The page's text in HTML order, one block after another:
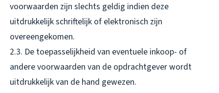
voorwaarden zijn slechts geldig indien deze
uitdrukkelijk schriftelijk of elektronisch zijn
overeengekomen.
2.3. De toepasselijkheid van eventuele inkoop- of
andere voorwaarden van de opdrachtgever wordt
uitdrukkelijk van de hand gewezen.